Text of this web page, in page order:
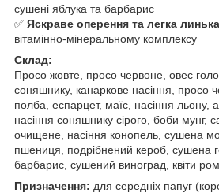
сушені яблука та барбарис
✅ Яскраве оперення та легка линька
вітамінно‑мінеральному комплексу
Склад:
Просо жовте, просо червоне, овес
соняшнику, канаркове насіння, просо
полба, еспарцет, маїс, насіння льону,
насіння соняшнику сірого, боби мунг,
очищене, насіння конопель, сушена
пшениця, подрібнений кероб, сушена
барбарис, сушений виноград, квіти
Призначення: для середніх папуг